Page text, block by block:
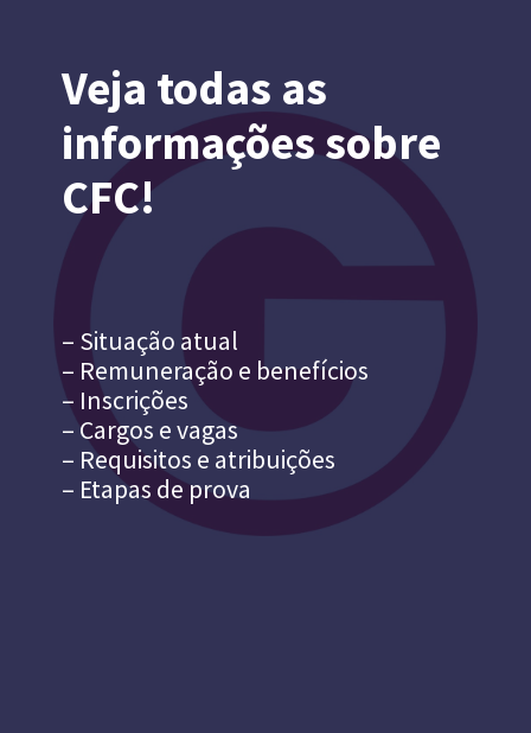
Veja todas as
informações sobre
CFC!
– Situação atual
– Remuneração e benefícios
– Inscrições
– Cargos e vagas
– Requisitos e atribuições
– Etapas de prova